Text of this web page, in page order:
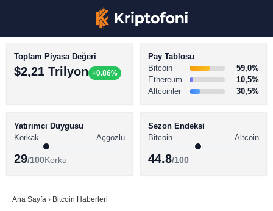
BİTCOİN HABERLERİ
ALTCOİN HABERLERİ
SÖZLÜK
Toplam Piyasa Değeri
$2,21 Trilyon +0.86%
Pay Tablosu
Bitcoin
59,0%
Ethereum
10,5%
Altcoinler
30,5%
Yatırımcı Duygusu
Korkak
Açgözlü
29/100Korku
Sezon Endeksi
Bitcoin
Altcoin
44.8/100
Ana Sayfa › Bitcoin Haberleri